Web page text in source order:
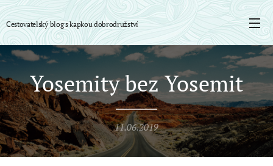
Cestovatelský blog skapkoudobrodružství
Yosemity bez Yosemit
11.06.2019